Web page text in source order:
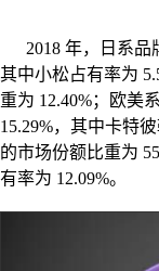
2018 年，日系品
其中小松占有率为
重为 12.40%；欧美
15.29%，其中卡特
的市场份额比重为
有率为 12.09%。